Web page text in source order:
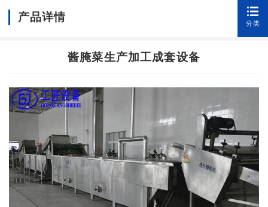
产品详情
分类
酱腌菜生产加工成套设备